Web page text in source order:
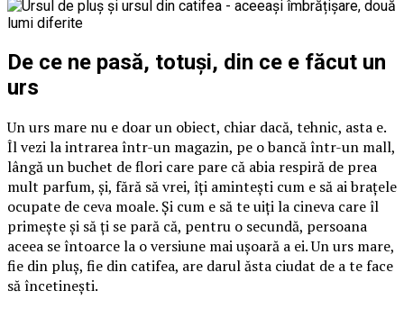
De ce ne pasă, totuși, din ce e făcut un
urs
Un urs mare nu e doar un obiect, chiar dacă, tehnic, asta e.
Îl vezi la intrarea într-un magazin, pe o bancă într-un mall,
lângă un buchet de flori care pare că abia respiră de prea
mult parfum, și, fără să vrei, îți amintești cum e să ai brațele
ocupate de ceva moale. Și cum e să te uiți la cineva care îl
primește și să ți se pară că, pentru o secundă, persoana
aceea se întoarce la o versiune mai ușoară a ei. Un urs mare,
fie din pluș, fie din catifea, are darul ăsta ciudat de a te face
să încetinești.